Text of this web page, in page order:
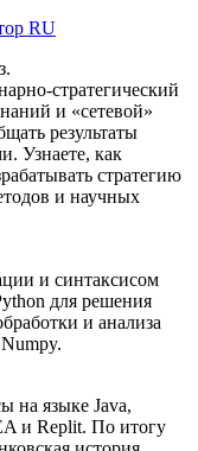
стратегический
и «сетевой»
результаты
Узнаете, как
стратегию
и научных
и синтаксисом
для решения
и анализа
на языке Java,
и Replit. По итогу